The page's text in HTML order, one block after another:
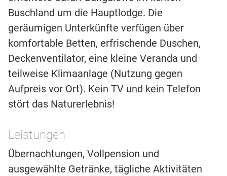
Buschland um die Hauptlodge. Die
geräumigen Unterkünfte verfügen über
komfortable Betten, erfrischende Duschen,
Deckenventilator, eine kleine Veranda und
teilweise Klimaanlage (Nutzung gegen
Aufpreis vor Ort). Kein TV und kein Telefon
stört das Naturerlebnis!
Leistungen
Übernachtungen, Vollpension und
ausgewählte Getränke, tägliche Aktivitäten